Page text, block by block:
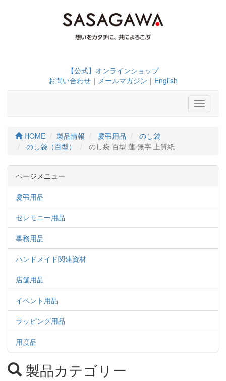
【公式】オンラインショップ
お問い合わせ ｜ メールマガジン ｜ English
Toggle
HOME 製品情報 慶弔用品
のし袋
のし袋（百型）
のし袋 百型 蓮 無字 上質紙
ページメニュー
慶弔用品
セレモニー用品
事務用品
ハンドメイド関連資材
店舗用品
イベント用品
ラッピング用品
用度品
製品カテゴリー